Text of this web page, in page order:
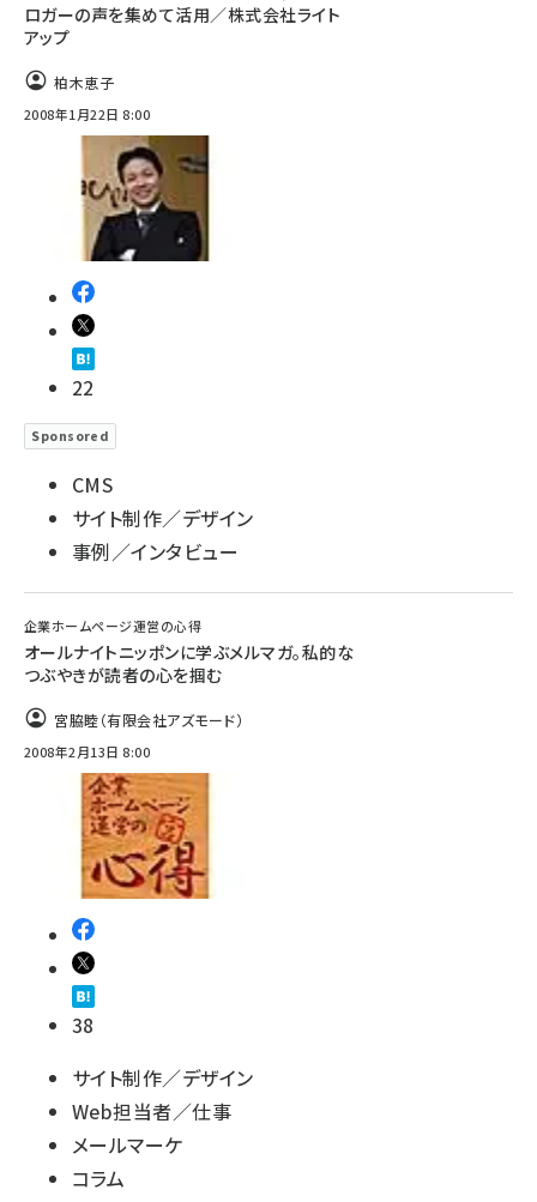
ロガーの声を集めて活用／株式会社ライト
アップ
柏木恵子
2008年1月22日 8:00
22
Sponsored
CMS
サイト制作／デザイン
事例／インタビュー
企業ホームページ運営の心得
オールナイトニッポンに学ぶメルマガ。私的な
つぶやきが読者の心を掴む
宮脇睦（有限会社アズモード）
2008年2月13日 8:00
38
サイト制作／デザイン
Web担当者／仕事
メールマーケ
コラム